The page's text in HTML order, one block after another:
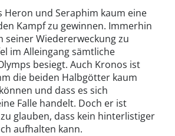
Heron und Seraphim kaum eine
Kampf zu gewinnen. Immerhin
seiner Wiedererweckung zu
im Alleingang sämtliche
besiegt. Auch Kronos ist
die beiden Halbgötter kaum
und dass es sich
Falle handelt. Doch er ist
glauben, dass kein hinterlistiger
aufhalten kann.